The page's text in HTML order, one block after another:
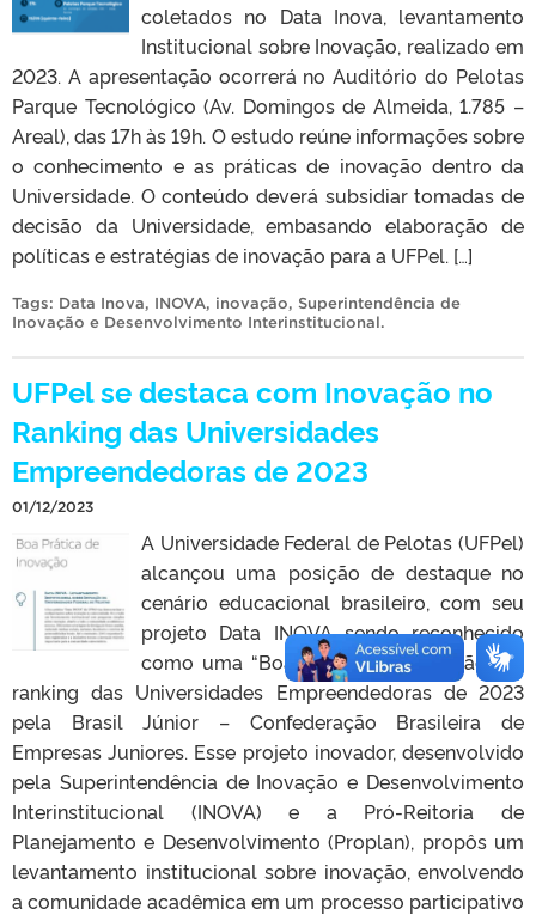
coletados no Data Inova, levantamento
Institucional sobre Inovação, realizado em
2023. A apresentação ocorrerá no Auditório do Pelotas
Parque Tecnológico (Av. Domingos de Almeida, 1.785 –
Areal), das 17h às 19h. O estudo reúne informações sobre
o conhecimento e as práticas de inovação dentro da
Universidade. O conteúdo deverá subsidiar tomadas de
decisão da Universidade, embasando elaboração de
políticas e estratégias de inovação para a UFPel. […]
Tags: Data Inova, INOVA, inovação, Superintendência de
Inovação e Desenvolvimento Interinstitucional.
UFPel se destaca com Inovação no
Ranking das Universidades
Empreendedoras de 2023
01/12/2023
A Universidade Federal de Pelotas (UFPel)
alcançou uma posição de destaque no
cenário educacional brasileiro, com seu
projeto Data INOVA sendo reconhecido
como uma “Boa Prática de Inovação” no
ranking das Universidades Empreendedoras de 2023
pela Brasil Júnior – Confederação Brasileira de
Empresas Juniores. Esse projeto inovador, desenvolvido
pela Superintendência de Inovação e Desenvolvimento
Interinstitucional (INOVA) e a Pró-Reitoria de
Planejamento e Desenvolvimento (Proplan), propôs um
levantamento institucional sobre inovação, envolvendo
a comunidade acadêmica em um processo participativo